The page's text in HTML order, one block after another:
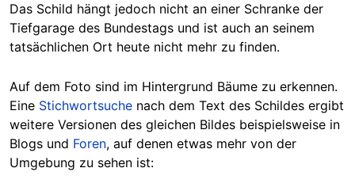
Das Schild hängt jedoch nicht an einer Schranke der
Tiefgarage des Bundestags und ist auch an seinem
tatsächlichen Ort heute nicht mehr zu finden.
Auf dem Foto sind im Hintergrund Bäume zu erkennen.
Eine Stichwortsuche nach dem Text des Schildes ergibt
weitere Versionen des gleichen Bildes beispielsweise in
Blogs und Foren, auf denen etwas mehr von der
Umgebung zu sehen ist: